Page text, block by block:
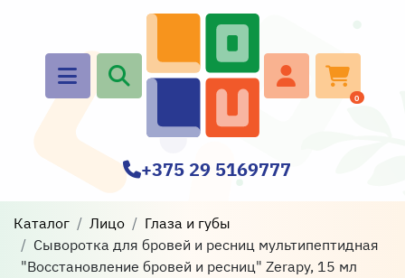
0
+375 29 5169777
Каталог Лицо
Глаза и губы
Сыворотка для бровей и ресниц мультипептидная
"Восстановление бровей и ресниц" Zerapy, 15 мл